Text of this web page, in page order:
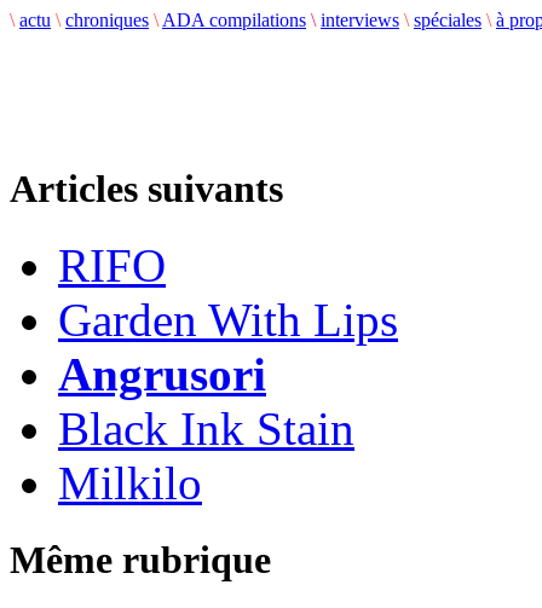
\ actu \ chroniques \ ADA compilations \ interviews \ spéciales \ à
Articles suivants
RIFO
Garden With Lips
Angrusori
Black Ink Stain
Milkilo
Même rubrique